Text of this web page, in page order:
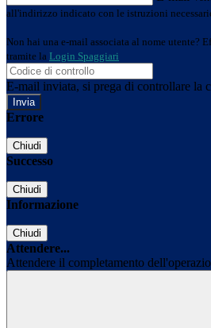
all'indirizzo indicato con le istruzioni
Non hai una e-mail associata al nome utente?
tramite la Login Spaggiari
E-mail inviata, si prega di controllare la
Errore
Chiudi
Successo
Chiudi
Informazione
Chiudi
Attendere...
Attendere il completamento